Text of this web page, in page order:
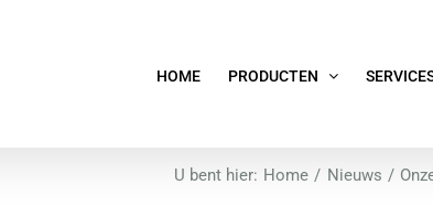
HOME PRODUCTEN
U bent hier: Home Nieuws